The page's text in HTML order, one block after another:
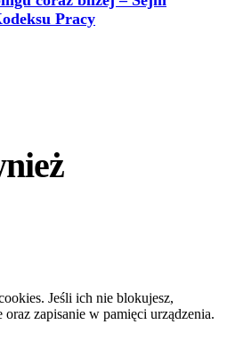
Pracy
Jeśli ich nie blokujesz,
zapisanie w pamięci urządzenia.